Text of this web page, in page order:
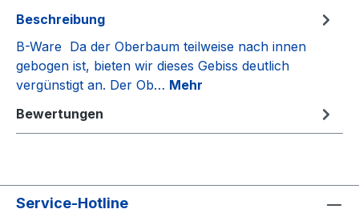
Beschreibung
B-Ware Da der Oberbaum teilweise nach innen
gebogen ist, bieten wir dieses Gebiss deutlich
vergünstigt an. Der Ob… Mehr
Bewertungen
Service-Hotline